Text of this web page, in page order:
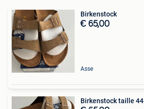
Birkenstock
€ 65,00
Asse
Birkenstock taille 44